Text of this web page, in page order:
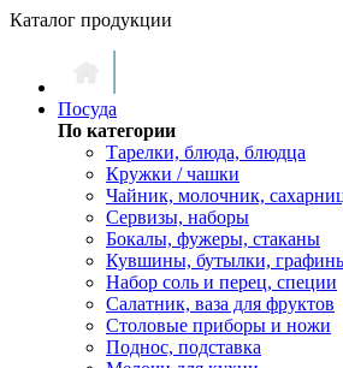
Каталог продукции
Посуда
По категории
Тарелки, блюда, блюдца
Кружки / чашки
Чайник, молочник,
Сервизы, наборы
Бокалы, фужеры, стаканы
Кувшины, бутылки,
Набор соль и перец, специи
Салатник, ваза для фруктов
Столовые приборы и ножи
Поднос, подставка